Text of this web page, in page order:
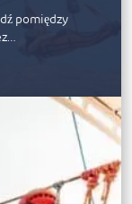
pomiędzy